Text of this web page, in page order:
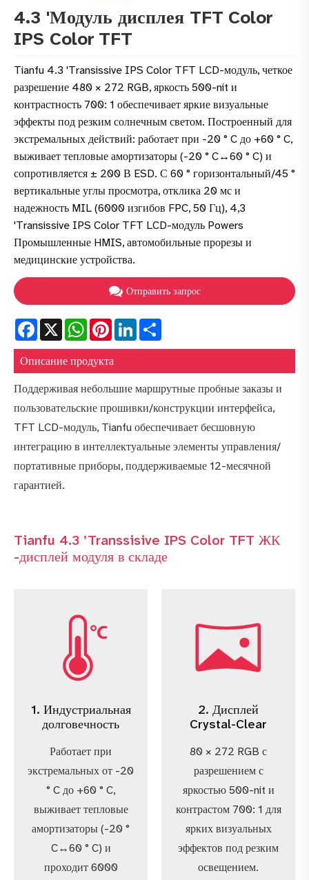
4.3 'Модуль дисплея TFT Color
IPS Color TFT
Tianfu 4.3 'Transissive IPS Color TFT LCD-модуль, четкое
разрешение 480 × 272 RGB, яркость 500-nit и
контрастность 700: 1 обеспечивает яркие визуальные
эффекты под резким солнечным светом. Построенный для
экстремальных действий: работает при -20 ° C до +60 ° C,
выживает тепловые амортизаторы (-20 ° C↔60 ° C) и
сопротивляется ± 200 В ESD. С 60 ° горизонтальный/45 °
вертикальные углы просмотра, отклика 20 мс и
надежность MIL (6000 изгибов FPC, 50 Гц), 4,3
'Transissive IPS Color TFT LCD-модуль Powers
Промышленные HMIS, автомобильные прорезы и
медицинские устройства.
Отправить запрос
Facebook
X WhatsAppPinterestLinkedIn
Описание продукта
Поддерживая небольшие маршрутные пробные заказы и
пользовательские прошивки/конструкции интерфейса,
TFT LCD-модуль, Tianfu обеспечивает бесшовную
интеграцию в интеллектуальные элементы управления/
портативные приборы, поддерживаемые 12-месячной
гарантией.
Tianfu 4.3 ’Transsisive IPS Color TFT ЖК
-дисплей модуля в складе
1. Индустриальная
долговечность
Работает при
экстремальных от -20
° C до +60 ° C,
выживает тепловые
амортизаторы (-20 °
C↔60 ° C) и
проходит 6000
2. Дисплей
Crystal-Clear
80 × 272 RGB с
разрешением с
яркостью 500-nit и
контрастом 700: 1 для
ярких визуальных
эффектов под резким
освещением.